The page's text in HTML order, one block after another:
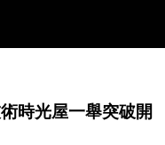
時光屋一舉突破開